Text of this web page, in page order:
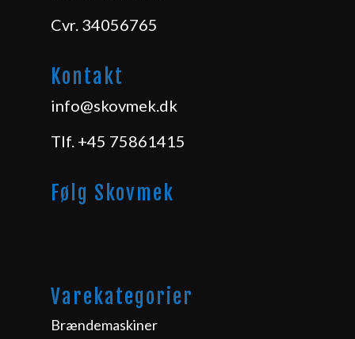
Cvr. 34056765
Kontakt
info@skovmek.dk
Tlf. +45 75861415
Følg Skovmek
Varekategorier
Brændemaskiner